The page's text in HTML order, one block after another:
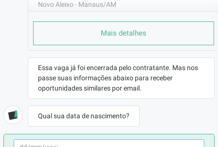
Novo Aleixo - Manaus/AM
CONTRATO
REMUNERAÇÃO
R$2062,44
VAGA AFIRMATIVA
Não
Engenharia
BENEFÍCIOS
Vale Transporte
Mais detalhes
Essa vaga já foi encerrada pelo contratante. Mas nos
passe suas informações abaixo para receber
oportunidades similares por email.
Qual sua data de nascimento?